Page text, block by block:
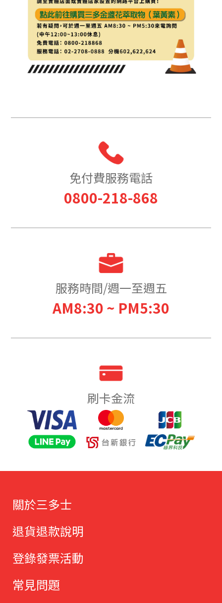
免付費服務電話
0800-218-868
服務時間/週一至週五
AM8:30 ~ PM5:30
刷卡金流
關於三多士
退貨退款說明
登錄發票活動
常見問題